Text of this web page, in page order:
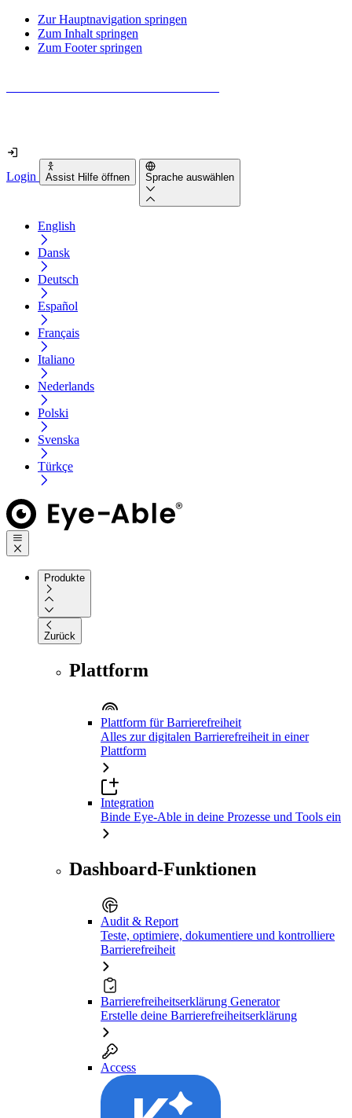
Zur Hauptnavigation springen
Zum Inhalt springen
Zum Footer springen
Login Assist Hilfe öffnen Sprache auswählen
English
Dansk
Deutsch
Español
Français
Italiano
Nederlands
Polski
Svenska
Türkçe
Produkte
Zurück
Plattform
Plattform für Barrierefreiheit
Alles zur digitalen Barrierefreiheit in einer
Plattform
Integration
Binde Eye-Able in deine Prozesse und Tools ein
Dashboard-Funktionen
Audit & Report
Teste, optimiere, dokumentiere und kontrolliere
Barrierefreiheit
Barrierefreiheitserklärung Generator
Erstelle deine Barrierefreiheitserklärung
Access